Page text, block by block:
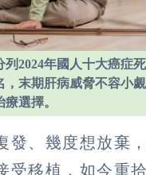
列2024年國人十大癌症
，末期肝病威脅不容小
選擇。
發、幾度想放棄
受移植，如今重